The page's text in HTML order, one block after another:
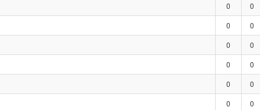
0 0
0 0
0 0
0 0
0 0
0 0